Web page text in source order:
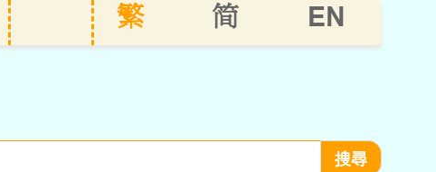
EN
简
繁